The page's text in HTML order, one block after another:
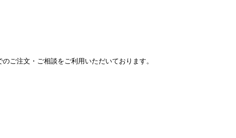
ご注文・ご相談をご利用いただいております。